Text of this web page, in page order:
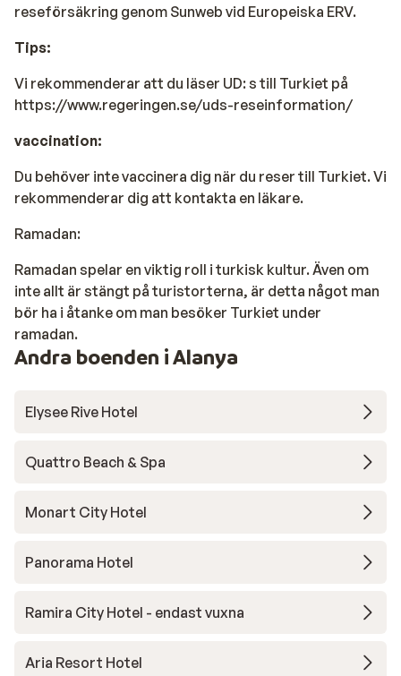
reseförsäkring genom Sunweb vid Europeiska ERV.
Tips:
Vi rekommenderar att du läser UD: s till Turkiet på
https://www.regeringen.se/uds-reseinformation/
vaccination:
Du behöver inte vaccinera dig när du reser till Turkiet. Vi
rekommenderar dig att kontakta en läkare.
Ramadan:
Ramadan spelar en viktig roll i turkisk kultur. Även om
inte allt är stängt på turistorterna, är detta något man
bör ha i åtanke om man besöker Turkiet under
ramadan.
Andra boenden i Alanya
Elysee Rive Hotel
Quattro Beach & Spa
Monart City Hotel
Panorama Hotel
Ramira City Hotel - endast vuxna
Aria Resort Hotel